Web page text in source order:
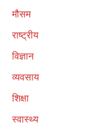
मौसम
राष्ट्रीय
विज्ञान
व्यवसाय
शिक्षा
स्वास्थ्य